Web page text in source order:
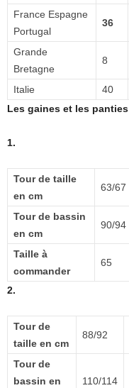
France Espagne
Portugal
36
Grande
Bretagne
8
Italie 40
Les gaines et les panties
1.
Tour de taille
en cm
63/67
Tour de bassin
en cm
90/94
Taille à
commander
65
2.
Tour de
taille en cm
88/92
Tour de
bassin en
110/114